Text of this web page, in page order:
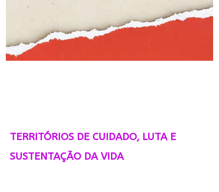
TERRITÓRIOS DE CUIDADO, LUTA E
SUSTENTAÇÃO DA VIDA